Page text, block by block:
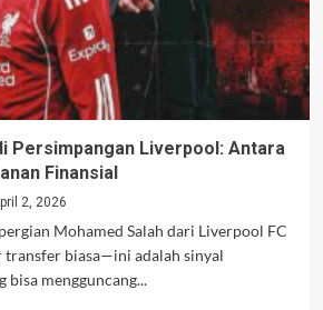
Persimpangan Liverpool: Antara
Finansial
2, 2026
Mohamed Salah dari Liverpool FC
transfer biasa—ini adalah sinyal
bisa mengguncang...